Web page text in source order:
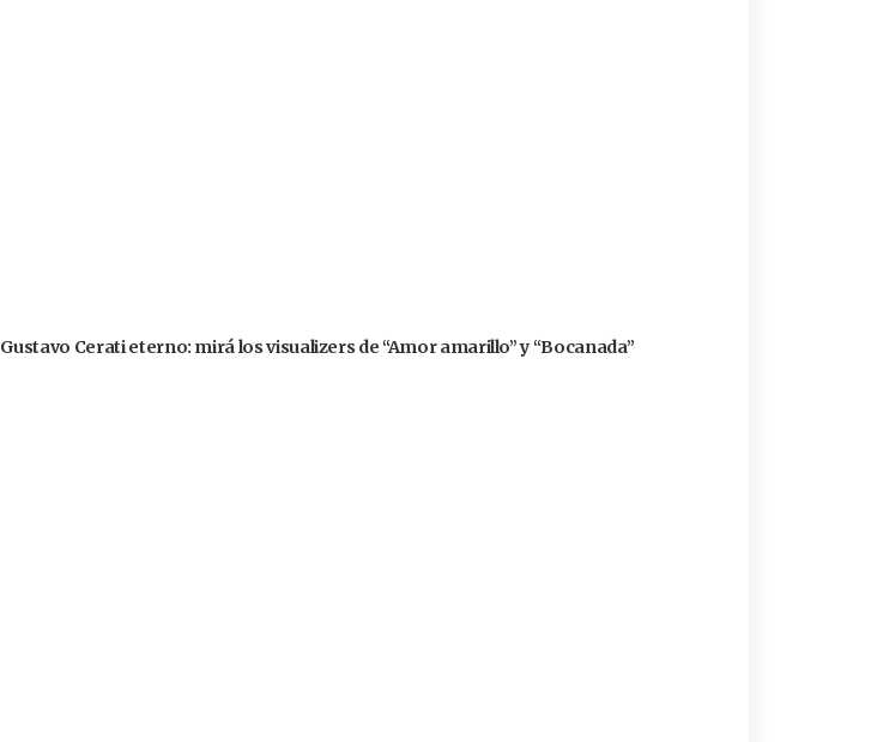
Gustavo Cerati eterno: mirá los visualizers de “Amor amarillo” y “Bocanada”